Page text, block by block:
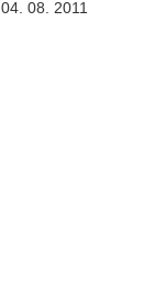
04. 08. 2011